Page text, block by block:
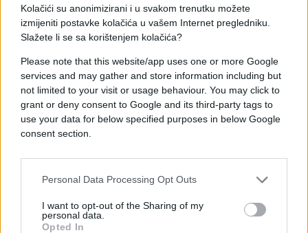
Kolačići su anonimizirani i u svakom trenutku možete
izmijeniti postavke kolačića u vašem Internet pregledniku.
Slažete li se sa korištenjem kolačića?
Please note that this website/app uses one or more Google
services and may gather and store information including but
not limited to your visit or usage behaviour. You may click to
grant or deny consent to Google and its third-party tags to
use your data for below specified purposes in below Google
consent section.
Personal Data Processing Opt Outs
I want to opt-out of the Sharing of my
personal data.
Opted In
Dlanovi – osjećaj izoliranosti i usamljenosti.
Potkoljenice – stres, posesivnost i ljubomora.
Stopala – apatija nožni.
vlastitih snova i želja.